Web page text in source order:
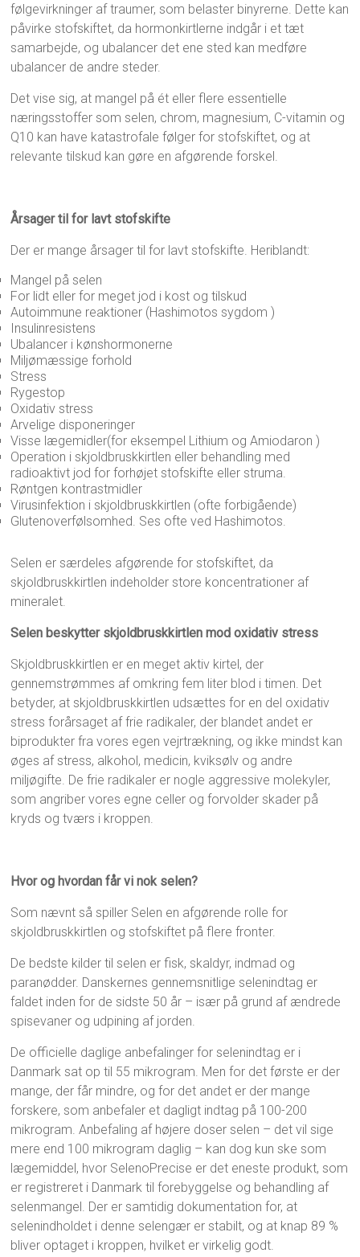
følgevirkninger af traumer, som belaster binyrerne. Dette kan
påvirke stofskiftet, da hormonkirtlerne indgår i et tæt
samarbejde, og ubalancer det ene sted kan medføre
ubalancer de andre steder.
Det vise sig, at mangel på ét eller flere essentielle
næringsstoffer som selen, chrom, magnesium, C-vitamin og
Q10 kan have katastrofale følger for stofskiftet, og at
relevante tilskud kan gøre en afgørende forskel.
Årsager til for lavt stofskifte
Der er mange årsager til for lavt stofskifte. Heriblandt:
Mangel på selen
For lidt eller for meget jod i kost og tilskud
Autoimmune reaktioner (Hashimotos sygdom )
Insulinresistens
Ubalancer i kønshormonerne
Miljømæssige forhold
Stress
Rygestop
Oxidativ stress
Arvelige disponeringer
Visse lægemidler(for eksempel Lithium og Amiodaron )
Operation i skjoldbruskkirtlen eller behandling med
radioaktivt jod for forhøjet stofskifte eller struma.
Røntgen kontrastmidler
Virusinfektion i skjoldbruskkirtlen (ofte forbigående)
Glutenoverfølsomhed. Ses ofte ved Hashimotos.
Selen er særdeles afgørende for stofskiftet, da
skjoldbruskkirtlen indeholder store koncentrationer af
mineralet.
Selen beskytter skjoldbruskkirtlen mod oxidativ stress
Skjoldbruskkirtlen er en meget aktiv kirtel, der
gennemstrømmes af omkring fem liter blod i timen. Det
betyder, at skjoldbruskkirtlen udsættes for en del oxidativ
stress forårsaget af frie radikaler, der blandet andet er
biprodukter fra vores egen vejrtrækning, og ikke mindst kan
øges af stress, alkohol, medicin, kviksølv og andre
miljøgifte. De frie radikaler er nogle aggressive molekyler,
som angriber vores egne celler og forvolder skader på
kryds og tværs i kroppen.
Hvor og hvordan får vi nok selen?
Som nævnt så spiller Selen en afgørende rolle for
skjoldbruskkirtlen og stofskiftet på flere fronter.
De bedste kilder til selen er fisk, skaldyr, indmad og
paranødder. Danskernes gennemsnitlige selenindtag er
faldet inden for de sidste 50 år – især på grund af ændrede
spisevaner og udpining af jorden.
De officielle daglige anbefalinger for selenindtag er i
Danmark sat op til 55 mikrogram. Men for det første er der
mange, der får mindre, og for det andet er der mange
forskere, som anbefaler et dagligt indtag på 100-200
mikrogram. Anbefaling af højere doser selen – det vil sige
mere end 100 mikrogram daglig – kan dog kun ske som
lægemiddel, hvor SelenoPrecise er det eneste produkt, som
er registreret i Danmark til forebyggelse og behandling af
selenmangel. Der er samtidig dokumentation for, at
selenindholdet i denne selengær er stabilt, og at knap 89 %
bliver optaget i kroppen, hvilket er virkelig godt.